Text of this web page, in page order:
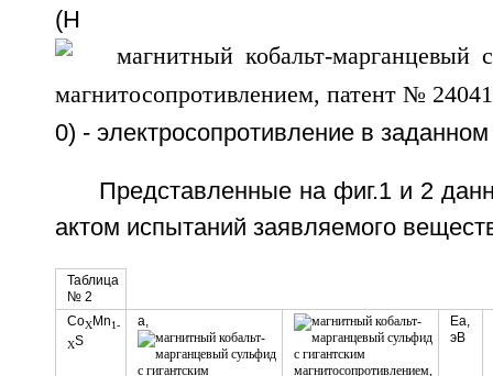
(H
0) - электросопротивление в
Представленные на фиг.1 и 2
актом испытаний заявляемого
Таблица
№ 2
CoXMn1-
XS
a,
Ea,
эВ